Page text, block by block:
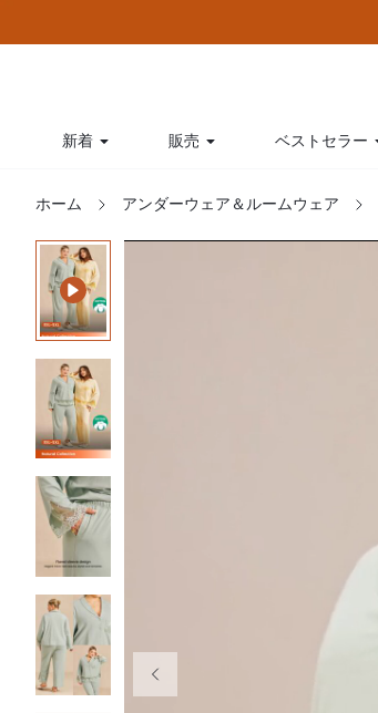
新着 販売 ベストセラー
ホーム アンダーウェア＆ルームウェア